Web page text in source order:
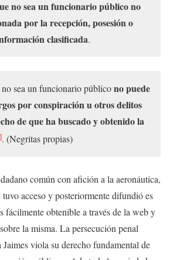
no sea un funcionario público no
por la recepción, posesión o
clasificada.
sea un funcionario públicono puede
por conspiración u otros delitos
de que ha buscado y obtenido la
. (Negritas propias)
común con afición a la aeronáutica,
acceso y posteriormente difundió es
fácilmente obtenible a través de la web y
la misma. La persecución penal
viola su derecho fundamental de